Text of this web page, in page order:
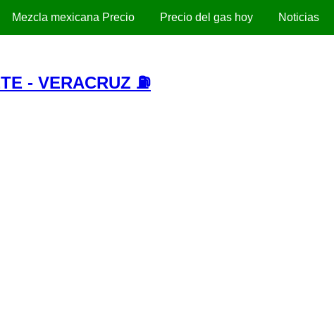
Mezcla mexicana Precio Precio del gas hoy Noticias
- VERACRUZ ⛽